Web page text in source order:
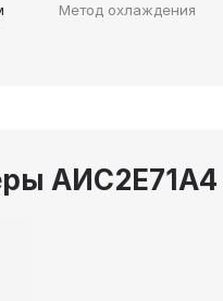
Метод охлаждения
АИС2Е71А4